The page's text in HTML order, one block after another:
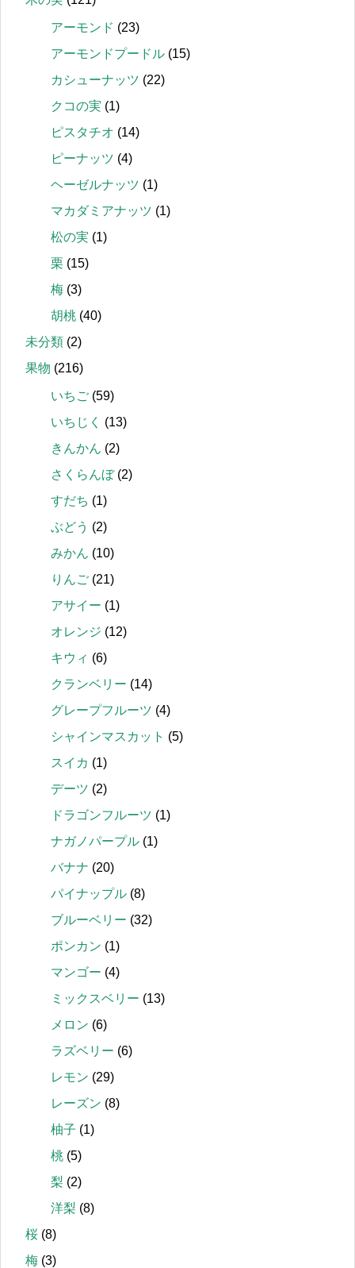
アーモンド (23)
アーモンドプードル (15)
カシューナッツ (22)
クコの実 (1)
ピスタチオ (14)
ピーナッツ (4)
ヘーゼルナッツ (1)
マカダミアナッツ (1)
松の実 (1)
栗 (15)
梅 (3)
胡桃 (40)
未分類 (2)
果物 (216)
いちご (59)
いちじく
(13)
きんかん (2)
さくらんぼ(2)
すだち (1)
ぶどう (2)
みかん (10)
りんご (21)
アサイー (1)
オレンジ (12)
キウィ (6)
クランベリー (14)
グレープフルーツ (4)
シャインマスカット (5)
スイカ (1)
デーツ (2)
ドラゴンフルーツ (1)
ナガノパープル (1)
バナナ (20)
パイナップル (8)
ブルーベリー (32)
ポンカン (1)
マンゴー (4)
ミックスベリー (13)
メロン (6)
ラズベリー (6)
レモン (29)
レーズン (8)
柚子 (1)
桃 (5)
梨 (2)
洋梨 (8)
桜 (8)
梅 (3)